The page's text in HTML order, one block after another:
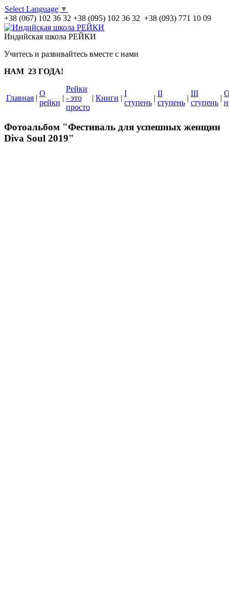
Select Language ▼
+38 (067) 102 36 32 +38 (095) 102 36 32 +38 (093) 771 10 09
Индийская школа РЕЙКИ
Учитесь и развивайтесь вместе с нами
НАМ 23 ГОДА!
Главная |
О
рейки
|
Рейки
- это
просто
| Книги |
I
ступень
|
II
ступень
|
III
ступень
|
Фотоальбом "Фестиваль для успешных женщин
Diva Soul 2019"